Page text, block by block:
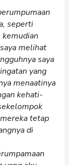
seperti
melihat
saya
yang
menaatinya
kehati-
tetap
di